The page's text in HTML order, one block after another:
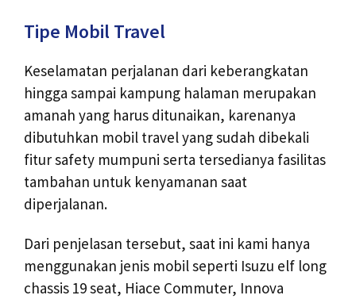
Tipe Mobil Travel
Keselamatan perjalanan dari keberangkatan
hingga sampai kampung halaman merupakan
amanah yang harus ditunaikan, karenanya
dibutuhkan mobil travel yang sudah dibekali
fitur safety mumpuni serta tersedianya fasilitas
tambahan untuk kenyamanan saat
diperjalanan.
Dari penjelasan tersebut, saat ini kami hanya
menggunakan jenis mobil seperti Isuzu elf long
chassis 19 seat, Hiace Commuter, Innova